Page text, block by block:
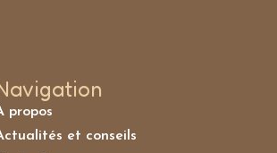
propos
et conseils